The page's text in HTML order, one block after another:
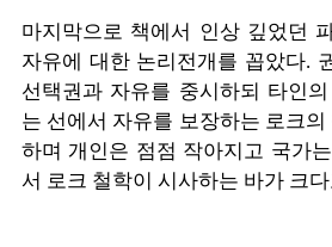
마지막으로 책에서 인상 깊었던
자유에 대한 논리전개를 꼽았다.
선택권과 자유를 중시하되 타인
는 선에서 자유를 보장하는 로크
하며 개인은 점점 작아지고 국가
서 로크 철학이 시사하는 바가 크